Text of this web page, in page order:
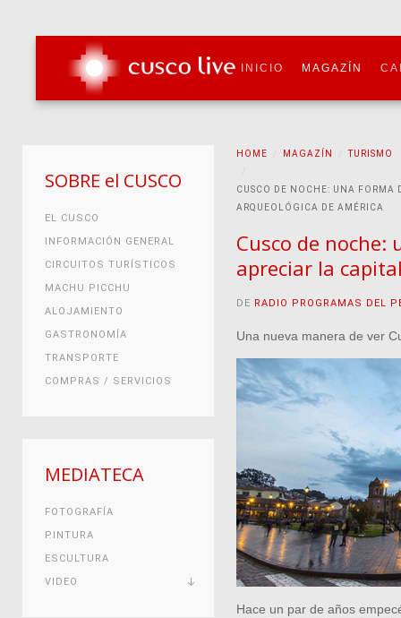
INICIO MAGAZÍN
HOME MAGAZÍN TURISMO
CUSCO DE NOCHE: UNA FORMA
ARQUEOLÓGICA DE AMÉRICA
Cusco de
apreciar la
DE RADIO PROGRAMAS DEL
Una nueva manera de ver
Hace un par de años
SOBRE el CUSCO
EL CUSCO
INFORMACIÓN GENERAL
CIRCUITOS TURÍSTICOS
MACHU PICCHU
ALOJAMIENTO
GASTRONOMÍA
TRANSPORTE
COMPRAS / SERVICIOS
MEDIATECA
FOTOGRAFÍA
PINTURA
ESCULTURA
VIDEO